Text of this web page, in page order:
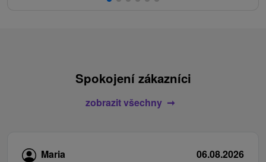
Spokojení zákazníci
zobrazit všechny
Maria
06.08.2026